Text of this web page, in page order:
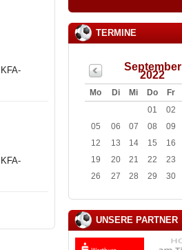
KFA-
KFA-
TERMINE
September
2022
Mo Di Mi Do Fr
01
02
05
06 07 08 09
12
13 14 15 16
19
20 21 22 23
26
27 28 29 30
UNSERE PARTNER